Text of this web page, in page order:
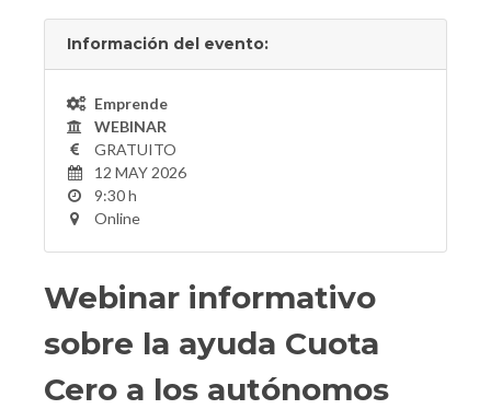
Información del evento:
Emprende
WEBINAR
GRATUITO
12 MAY 2026
9:30 h
Online
Webinar informativo
sobre la ayuda Cuota
Cero a los autónomos